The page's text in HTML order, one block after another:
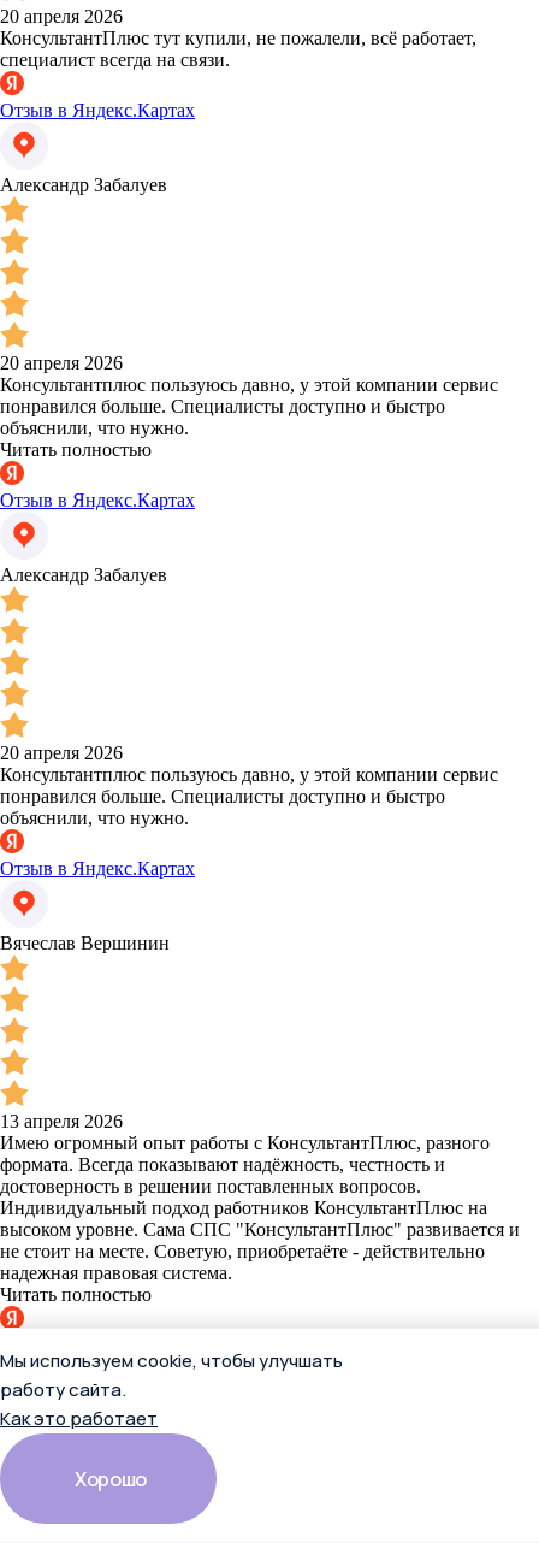
20 апреля 2026
КонсультантПлюс тут купили, не пожалели, всё работает,
специалист всегда на связи.
Отзыв в Яндекс.Картах
Александр Забалуев
20 апреля 2026
Консультантплюс пользуюсь давно, у этой компании сервис
понравился больше. Специалисты доступно и быстро
объяснили, что нужно.
Читать полностью
Отзыв в Яндекс.Картах
Александр Забалуев
20 апреля 2026
Консультантплюс пользуюсь давно, у этой компании сервис
понравился больше. Специалисты доступно и быстро
объяснили, что нужно.
Отзыв в Яндекс.Картах
Вячеслав Вершинин
13 апреля 2026
Имею огромный опыт работы с КонсультантПлюс, разного
формата. Всегда показывают надёжность, честность и
достоверность в решении поставленных вопросов.
Индивидуальный подход работников КонсультантПлюс на
высоком уровне. Сама СПС "КонсультантПлюс" развивается и
не стоит на месте. Советую, приобретаёте - действительно
надежная правовая система.
Читать полностью
Вячеслав Вершинин
Мы используем cookie, чтобы улучшать
работу сайта.
Как это работает
Хорошо